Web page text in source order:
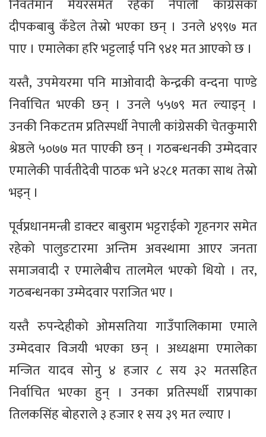
निवर्तमान मेयरसमेत रहेका नेपाली कांग्रेसका
दीपकबाबु कँडेल तेस्रो भएका छन् । उनले ४९९७ मत
पाए । एमालेका हरि भट्टलाई पनि ९४१ मत आएको छ ।
यस्तै, उपमेयरमा पनि माओवादी केन्द्रकी वन्दना पाण्डे
निर्वाचित भएकी छन् । उनले ५५७९ मत ल्याइन् ।
उनकी निकटतम प्रतिस्पर्धी नेपाली कांग्रेसकी चेतकुमारी
श्रेष्ठले ५०७७ मत पाएकी छन् । गठबन्धनकी उम्मेदवार
एमालेकी पार्वतीदेवी पाठक भने ४२८१ मतका साथ तेस्रो
भइन् ।
पूर्वप्रधानमन्त्री डाक्टर बाबुराम भट्टराईको गृहनगर समेत
रहेको पालुङटारमा अन्तिम अवस्थामा आएर जनता
समाजवादी र एमालेबीच तालमेल भएको थियो । तर,
गठबन्धनका उम्मेदवार पराजित भए ।
यस्तै रुपन्देहीको ओमसतिया गाउँपालिकामा एमाले
उम्मेदवार विजयी भएका छन् । अध्यक्षमा एमालेका
मन्जित यादव सोनु ४ हजार ८ सय ३२ मतसहित
निर्वाचित भएका हुन् । उनका प्रतिस्पर्धी राप्रपाका
तिलकसिंह बोहराले ३ हजार १ सय ३९ मत ल्याए ।